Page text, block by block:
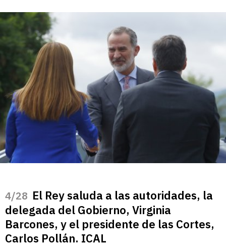
/28 El Rey saluda a las autoridades, la
delegada del Gobierno, Virginia
Barcones, y el presidente de las Cortes,
Carlos Pollán. ICAL